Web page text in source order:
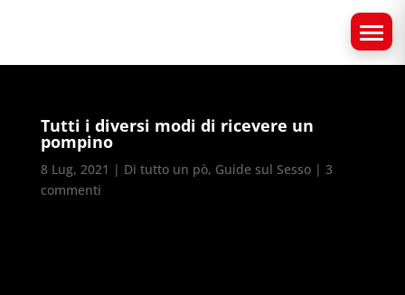
Tutti i diversi modi di ricevere un
pompino
8 Lug, 2021 | Di tutto un pò, Guide sul Sesso| 3
commenti